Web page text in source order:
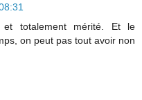
et totalement mérité. Et le
on peut pas tout avoir non